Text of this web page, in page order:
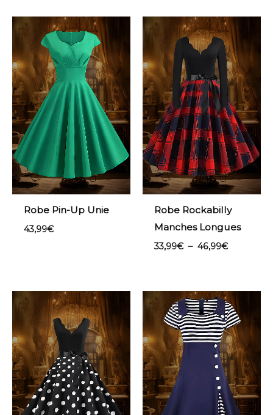
Robe Pin-Up Unie
43,99€
Robe Rockabilly
Manches Longues
33,99€ – 46,99€
Plage
de
prix :
33,99€
à
46,99€
Plage
de
prix :
33,99€
à
43,99€